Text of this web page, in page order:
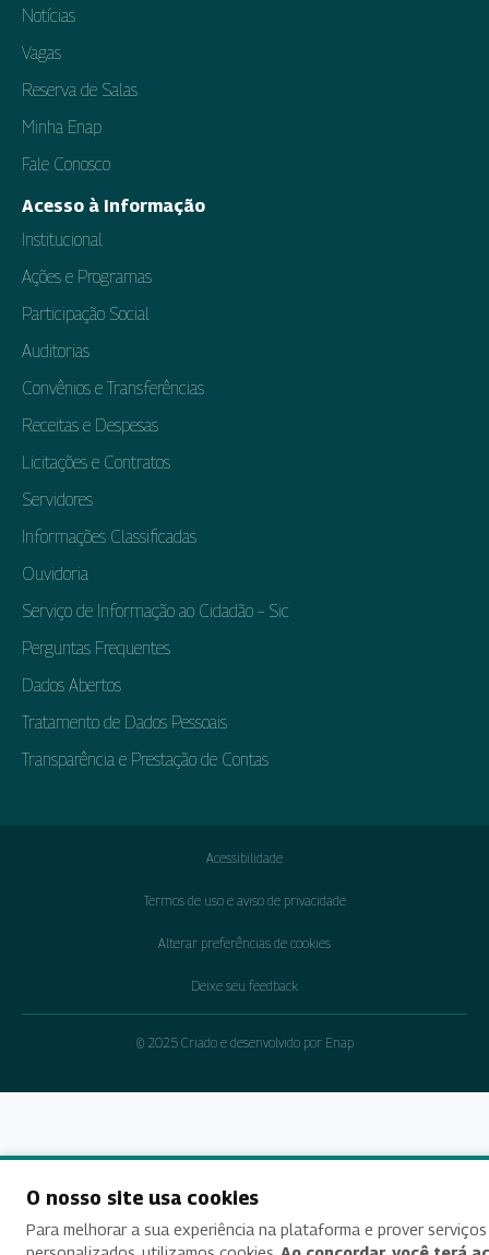
Notícias
Vagas
Reserva de Salas
Minha Enap
Fale Conosco
Acesso à Informação
Institucional
Ações e Programas
Participação Social
Auditorias
Convênios e Transferências
Receitas e Despesas
Licitações e Contratos
Servidores
Informações Classificadas
Ouvidoria
Serviço de Informação ao Cidadão – Sic
Perguntas Frequentes
Dados Abertos
Tratamento de Dados Pessoais
Transparência e Prestação de Contas
Acessibilidade
Termos de uso e aviso de privacidade
Alterar preferências de cookies
Deixe seu feedback
© 2025 Criado e desenvolvido por Enap
O nosso site usa cookies
Para melhorar a sua experiência na plataforma e prover serviços